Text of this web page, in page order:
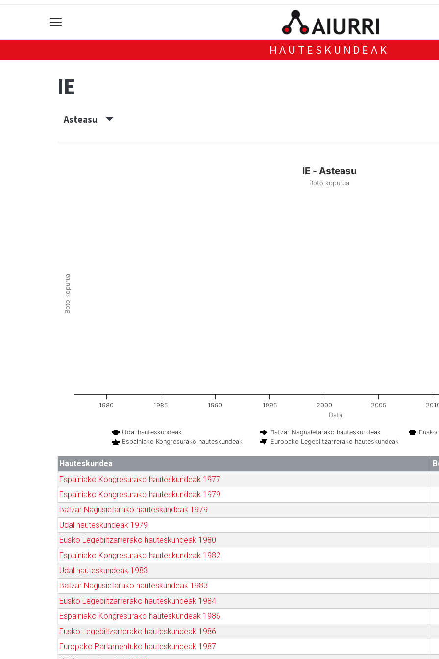
HAUTESKUNDEAK
IE
Asteasu
Data
Boto kopurua
IE - Asteasu
Boto kopurua
Udal hauteskundeak Batzar Nagusietarako hauteskundeak
Espainiako Kongresurako hauteskundeak
Europako Legebiltzarrerako hauteskundeak
1980 1985 1990 1995 2000 2005
Hauteskundea
Espainiako Kongresurako hauteskundeak 1977
Espainiako Kongresurako hauteskundeak 1979
Batzar Nagusietarako hauteskundeak 1979
Udal hauteskundeak 1979
Eusko Legebiltzarrerako hauteskundeak 1980
Espainiako Kongresurako hauteskundeak 1982
Udal hauteskundeak 1983
Batzar Nagusietarako hauteskundeak 1983
Eusko Legebiltzarrerako hauteskundeak 1984
Espainiako Kongresurako hauteskundeak 1986
Eusko Legebiltzarrerako hauteskundeak 1986
Europako Parlamentuko hauteskundeak 1987